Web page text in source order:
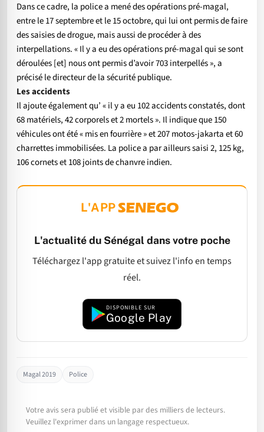
Dans ce cadre, la police a mené des opérations pré-magal,
entre le 17 septembre et le 15 octobre, qui lui ont permis de faire
des saisies de drogue, mais aussi de procéder à des
interpellations. « Il y a eu des opérations pré-magal qui se sont
déroulées [et] nous ont permis d’avoir 703 interpellés », a
précisé le directeur de la sécurité publique.
Les accidents
Il ajoute également qu’ « il y a eu 102 accidents constatés, dont
68 matériels, 42 corporels et 2 mortels ». Il indique que 150
véhicules ont été « mis en fourrière » et 207 motos-jakarta et 60
charrettes immobilisées. La police a par ailleurs saisi 2, 125 kg,
106 cornets et 108 joints de chanvre indien.
L'APP
L'actualité du Sénégal dans votre poche
Téléchargez l'app gratuite et suivez l'info en temps
réel.
DISPONIBLE SUR
Google Play
Magal 2019 Police
Votre avis sera publié et visible par des milliers de lecteurs.
Veuillez l'exprimer dans un langage respectueux.